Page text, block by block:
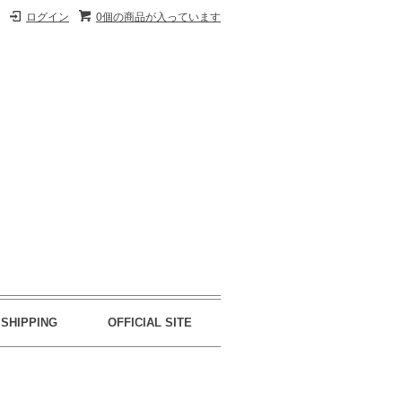
0個の商品が入っています
ログイン
OFFICIAL SITE